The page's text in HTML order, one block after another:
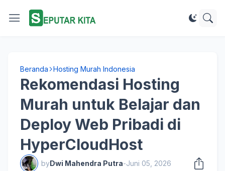
Beranda Hosting Murah Indonesia
Rekomendasi Hosting
Murah untuk Belajar dan
Deploy Web Pribadi di
HyperCloudHost
byDwi Mahendra Putra-Juni 05, 2026